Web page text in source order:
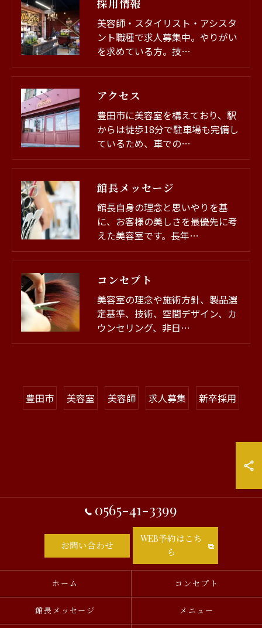
採用情報
美容師・スタイリスト・アシスタ
ント職種で求人募集中。やりがい
を求めている方。技…
アクセス
豊田市に美容室を構えており、駅
からは徒歩18分で駐車場も完備し
ているため、車での…
館長メッセージ
館長自身の理念と思いやりを基
に、お客様の美しさを最優先に考
えた美容室です。長年…
コンセプト
美容室の理念や施術方針、製品選
定基準、技術、空間デザイン、カ
ウンセリング、非日…
豊田市 美容室 美容師 求人募集 新卒採用
0565-41-3399
お問い合わせ
WEB予約はこち
ら
ホーム コンセプト
館長メッセージ メニュー